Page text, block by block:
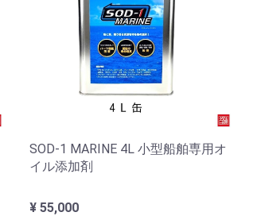
SOD-1 MARINE 4L 小型船舶専用オ
イル添加剤
¥ 55,000